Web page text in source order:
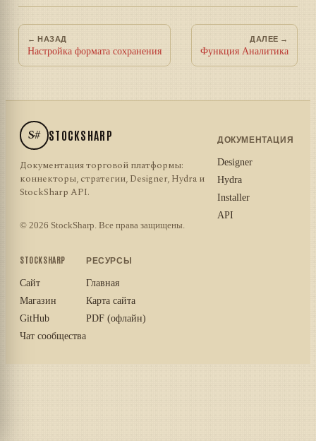
← НАЗАД
Настройка формата сохранения
ДАЛЕЕ →
Функция Аналитика
S# STOCKSHARP
Документация торговой платформы:
коннекторы, стратегии, Designer, Hydra и
StockSharp API.
© 2026 StockSharp. Все права защищены.
ДОКУМЕНТАЦИЯ
Designer
Hydra
Installer
API
STOCKSHARP
Сайт
Магазин
GitHub
Чат сообщества
РЕСУРСЫ
Главная
Карта сайта
PDF (офлайн)